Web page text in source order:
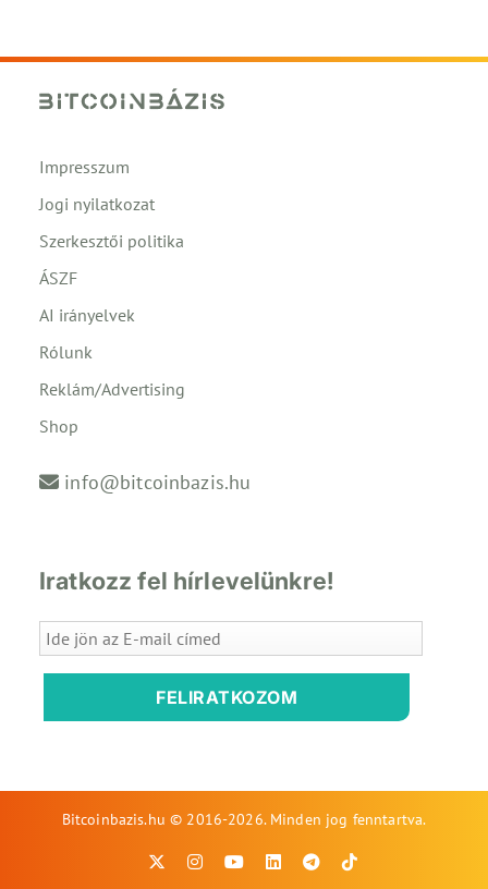
Impresszum
Jogi nyilatkozat
Szerkesztői politika
ÁSZF
AI irányelvek
Rólunk
Reklám/Advertising
Shop
info@bitcoinbazis.hu
Iratkozz fel hírlevelünkre!
FELIRATKOZOM
Bitcoinbazis.hu © 2016-2026. Minden jog fenntartva.